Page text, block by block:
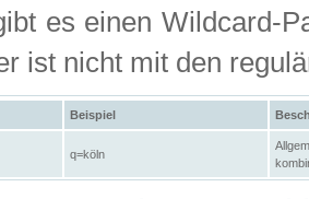
es einen Wildcard-
ist nicht mit den
Beispiel
q=köln